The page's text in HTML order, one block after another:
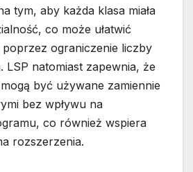
tym, aby każda klasa miała
co może ułatwić
poprzez ograniczenie liczby
LSP natomiast zapewnia, że
być używane zamiennie
bez wpływu na
co również wspiera
rozszerzenia.